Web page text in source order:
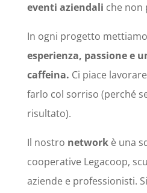
eventi aziendali che non
In ogni progetto mettiamo
esperienza, passione e
caffeina. Ci piace
farlo col sorriso (perché
risultato).
Il nostro networkè una
cooperative Legacoop,
aziende e professionisti.